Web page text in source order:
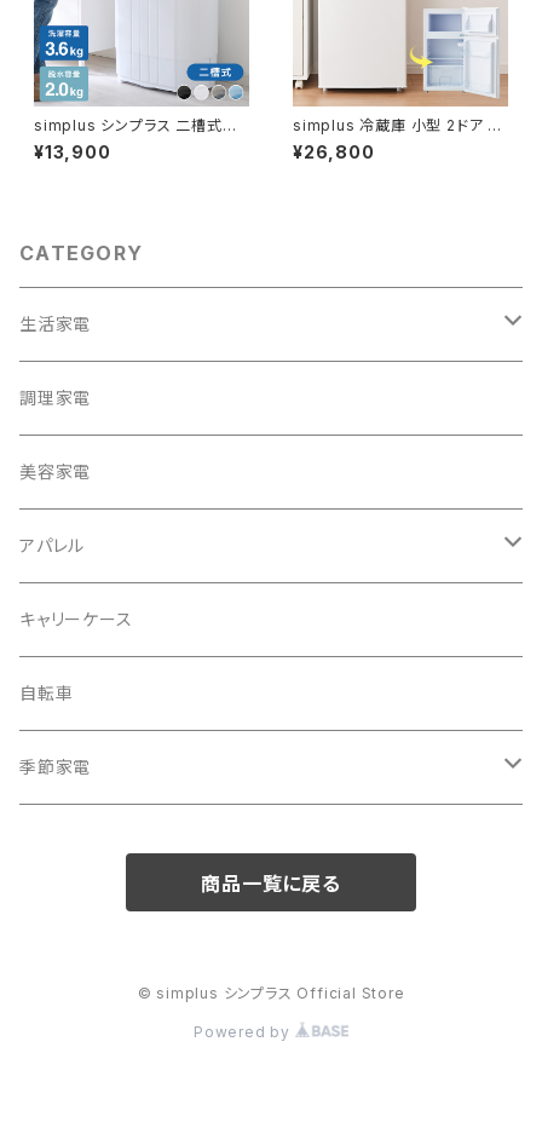
simplus シンプラス 二槽式洗
濯機 脱水付き 小型洗濯機 SP-
NWM01
¥13,900
simplus 冷蔵庫 小型 2ドア 9
0L 右開き シンプラス SP-90L
D2
¥26,800
CATEGORY
生活家電
テレビ
冷蔵庫・冷凍庫
洗濯機
掃除機
電動モップ
カーペットクリーナー
AV機器
シュレッダー
自動開閉ゴミ箱
調理家電
美容家電
アパレル
バッグ
メンズ
レディース
キャリーケース
自転車
季節家電
サーキュレーター
スポットクーラー
商品一覧に戻る
© simplus シンプラス Official Store
Powered by